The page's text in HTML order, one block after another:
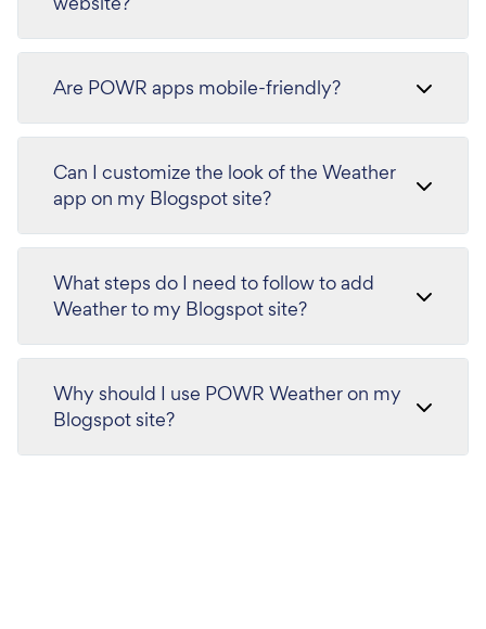
Are POWR apps mobile-friendly?
Can I customize the look of the Weather
app on my Blogspot site?
What steps do I need to follow to add
Weather to my Blogspot site?
Why should I use POWR Weather on my
Blogspot site?